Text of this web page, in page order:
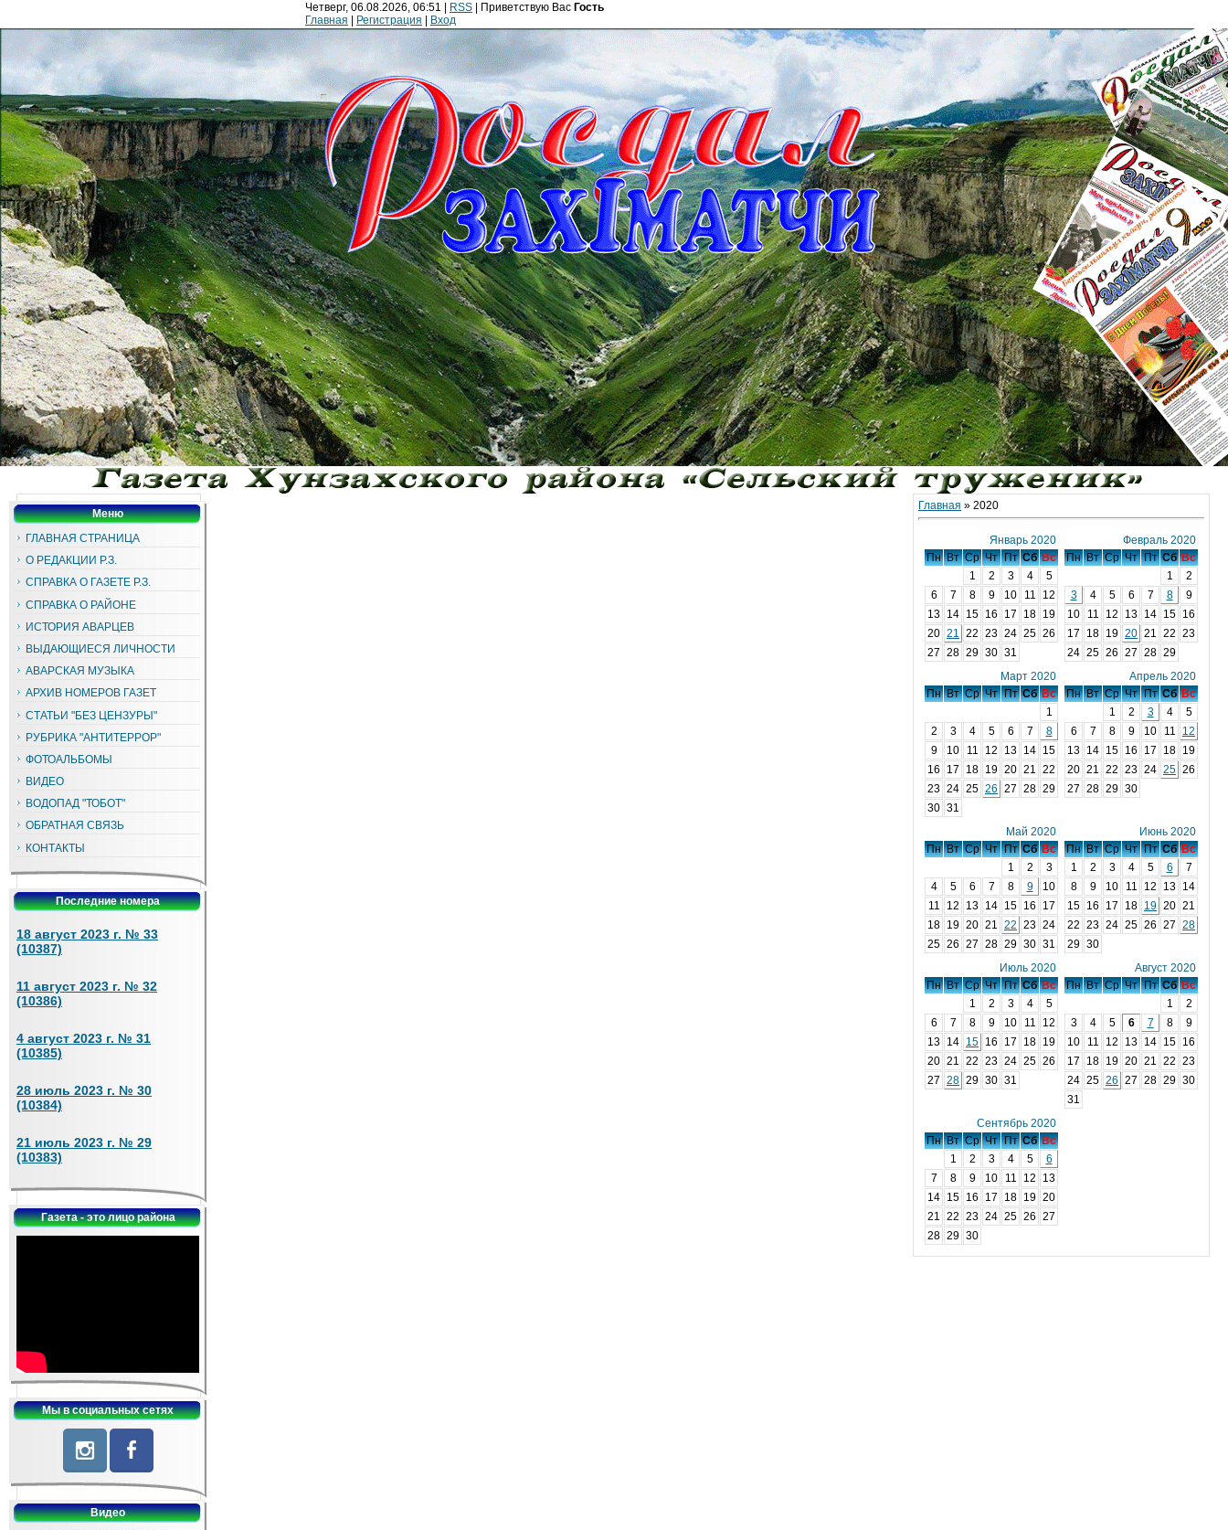
Четверг, 06.08.2026, 06:51 | RSS Приветствую Вас Гость
Главная
Регистрация Вход
Меню
ГЛАВНАЯ СТРАНИЦА
О РЕДАКЦИИ Р.З.
СПРАВКА О ГАЗЕТЕ Р.З.
СПРАВКА О РАЙОНЕ
ИСТОРИЯ АВАРЦЕВ
ВЫДАЮЩИЕСЯ ЛИЧНОСТИ
АВАРСКАЯ МУЗЫКА
АРХИВ НОМЕРОВ ГАЗЕТ
СТАТЬИ "БЕЗ ЦЕНЗУРЫ"
РУБРИКА "АНТИТЕРРОР"
ФОТОАЛЬБОМЫ
ВИДЕО
ВОДОПАД "ТОБОТ"
ОБРАТНАЯ СВЯЗЬ
КОНТАКТЫ
Последние номера
18 август 2023 г. № 33
(10387)
11 август 2023 г. № 32
(10386)
4 август 2023 г. № 31
(10385)
28 июль 2023 г. № 30
(10384)
21 июль 2023 г. № 29
(10383)
Газета - это лицо района
Мы в социальных сетях
Видео
Главная » 2020
Январь 2020
Пн Вт Ср Чт Пт Сб Вс
1
2 3 4
5
6
7 8 9 10 11
12
13 14 15 16 17 18 19
20 21 22 23 24 25 26
27 28 29 30 31
Февраль 2020
Пн Вт Ср Чт Пт Сб Вс
1
2
3
4 5 6 7 8
9
10
11 12 13 14 15 16
17
18 19 20 21 22 23
24 25 26 27 28 29
Март 2020
Пн Вт Ср Чт Пт Сб Вс
1
2
3 4 5 6 7
8
9
10 11 12 13 14 15
16
17 18 19 20 21 22
23 24 25 26 27 28 29
30 31
Апрель 2020
Пн Вт Ср Чт Пт Сб Вс
1
2 3 4
5
6
7 8 9 10 11
12
13 14 15 16 17 18 19
20 21 22 23 24 25 26
27 28 29 30
Май 2020
Пн Вт Ср Чт Пт Сб Вс
1
2
3
4
5 6 7 8 9
10
11
12 13 14 15 16
17
18 19 20 21 22 23 24
25 26 27 28 29 30 31
Июнь 2020
Пн Вт Ср Чт Пт Сб Вс
1
2 3 4 5 6
7
8
9 10 11 12 13 14
15 16 17 18 19 20 21
22 23 24 25 26 27 28
29 30
Июль 2020
Пн Вт Ср Чт Пт Сб Вс
1
2 3 4
5
6
7 8 9 10 11
12
13 14 15 16 17 18 19
20 21 22 23 24 25 26
27 28 29 30 31
Август 2020
Пн Вт Ср Чт Пт Сб Вс
1
2
3
4 5 6 7 8
9
10
11 12 13 14 15 16
17
18 19 20 21 22 23
24 25 26 27 28 29 30
31
Сентябрь 2020
Пн Вт Ср Чт Пт Сб Вс
1
2 3 4 5
6
7
8 9 10 11 12
13
14 15 16 17 18 19 20
21 22 23 24 25 26 27
28 29 30